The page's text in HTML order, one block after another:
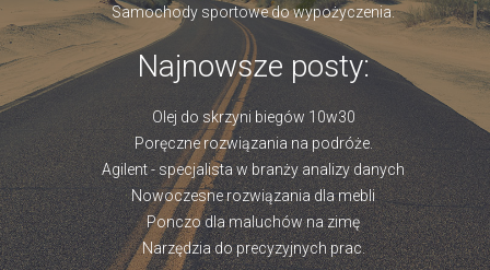
Samochody sportowe do wypożyczenia.
Najnowsze posty:
Olej do skrzyni biegów 10w30
Poręczne rozwiązania na podróże.
Agilent - specjalista w branży analizy danych
Nowoczesne rozwiązania dla mebli
Ponczo dla maluchów na zimę
Narzędzia do precyzyjnych prac.